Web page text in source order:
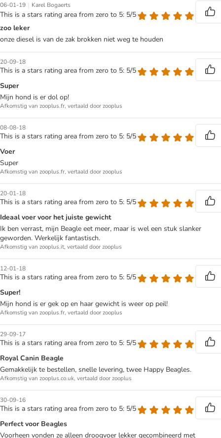
06-01-19 | Karel Bogaerts
This is a stars rating area from zero to 5: 5/5
zoo leker
onze diesel is van de zak brokken niet weg te houden
20-09-18
This is a stars rating area from zero to 5: 5/5
Super
Mijn hond is er dol op!
Afkomstig van zooplus.fr, vertaald door zooplus
08-08-18
This is a stars rating area from zero to 5: 5/5
Voer
Super
Afkomstig van zooplus.fr, vertaald door zooplus
20-01-18
This is a stars rating area from zero to 5: 5/5
Ideaal voer voor het juiste gewicht
Ik ben verrast, mijn Beagle eet meer, maar is wel een stuk slanker
geworden. Werkelijk fantastisch.
Afkomstig van zooplus.it, vertaald door zooplus
12-01-18
This is a stars rating area from zero to 5: 5/5
Super!
Mijn hond is er gek op en haar gewicht is weer op peil!
Afkomstig van zooplus.fr, vertaald door zooplus
29-09-17
This is a stars rating area from zero to 5: 5/5
Royal Canin Beagle
Gemakkelijk te bestellen, snelle levering, twee Happy Beagles.
Afkomstig van zooplus.co.uk, vertaald door zooplus
30-09-16
This is a stars rating area from zero to 5: 5/5
Perfect voor Beagles
Voorheen vonden ze alleen droogvoer lekker gecombineerd met